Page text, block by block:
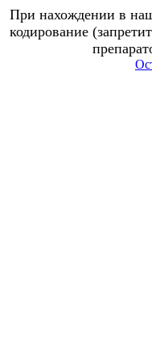
При нахождении в
кодирование